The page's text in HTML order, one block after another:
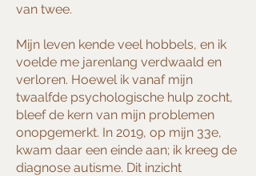
van twee.
Mijn leven kende veel hobbels, en ik
voelde me jarenlang verdwaald en
verloren. Hoewel ik vanaf mijn
twaalfde psychologische hulp zocht,
bleef de kern van mijn problemen
onopgemerkt. In 2019, op mijn 33e,
kwam daar een einde aan; ik kreeg de
diagnose autisme. Dit inzicht